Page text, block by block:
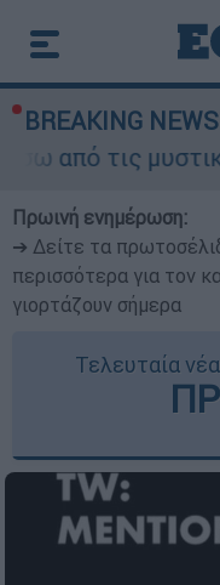
BREAKING
Πρωινή ενημέρωση:
➔ Δείτε τα
περισσότερα για τον
γιορτάζουν σήμερα
Τελευταία